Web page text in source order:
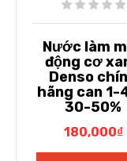
Nước làm
động cơ
Denso
hãng can 1-
30-50%
180,000₫